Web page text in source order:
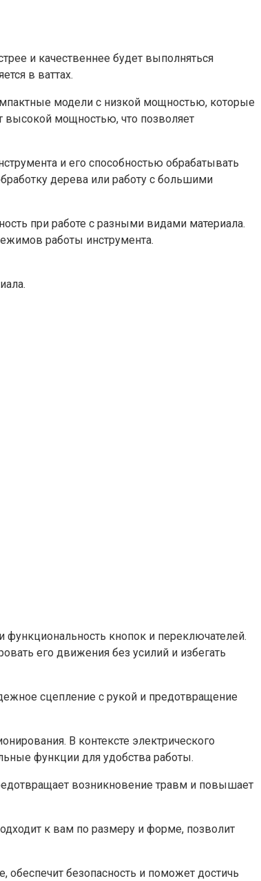
и качественнее будет выполняться
в ваттах.
модели с низкой мощностью, которые
высокой мощностью, что позволяет
и его способностью обрабатывать
дерева или работу с большими
при работе с разными видами материала.
работы инструмента.
кнопок и переключателей.
его движения без усилий и избегать
сцепление с рукой и предотвращение
В контексте электрического
функции для удобства работы.
возникновение травм и повышает
к вам по размеру и форме, позволит
обеспечит безопасность и поможет достичь